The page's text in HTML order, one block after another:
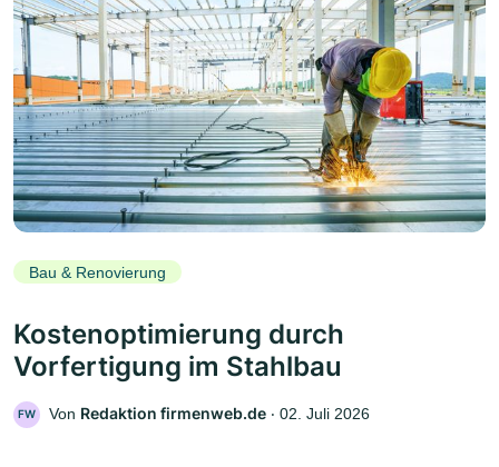
Bau & Renovierung
Kostenoptimierung durch
Vorfertigung im Stahlbau
FW Von Redaktion firmenweb.de ‧ 02. Juli 2026